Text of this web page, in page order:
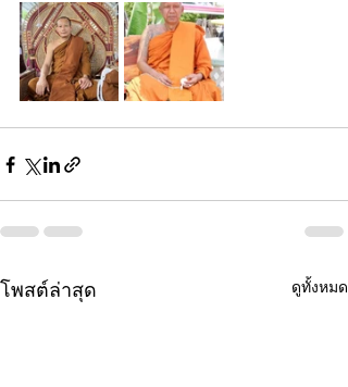
โพสต์ล่าสุด ดูทั้งหมด